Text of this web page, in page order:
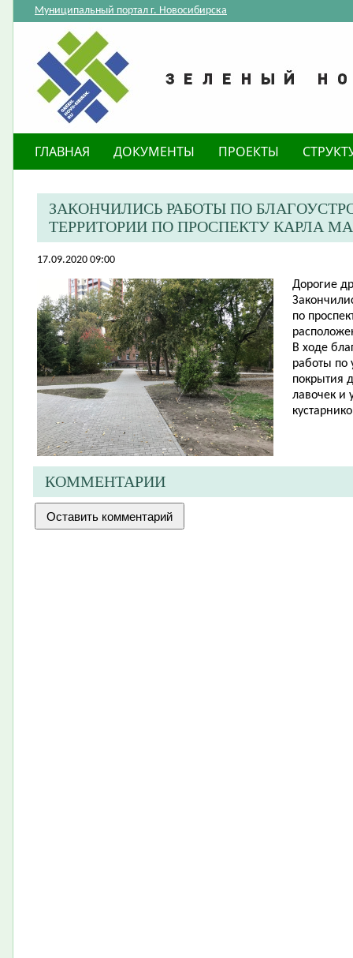
Муниципальный портал г. Новосибирска
ГЛАВНАЯ ДОКУМЕНТЫ ПРОЕКТЫ
ЗАКОНЧИЛИСЬ РАБОТЫ ПО
ТЕРРИТОРИИ ПО ПРОСПЕКТУ КАРЛА
17.09.2020 09:00
Дорогие
по
В ходе
работы по
покрытия
лавочек и
КОММЕНТАРИИ